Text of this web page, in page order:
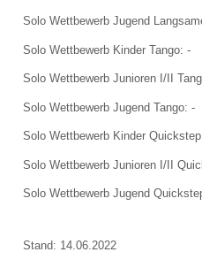
Solo Wettbewerb Jugend
Solo Wettbewerb Kinder Tango: -
Solo Wettbewerb Junioren I/II
Solo Wettbewerb Jugend Tango: -
Solo Wettbewerb Kinder
Solo Wettbewerb Junioren I/II
Solo Wettbewerb Jugend
Stand: 14.06.2022